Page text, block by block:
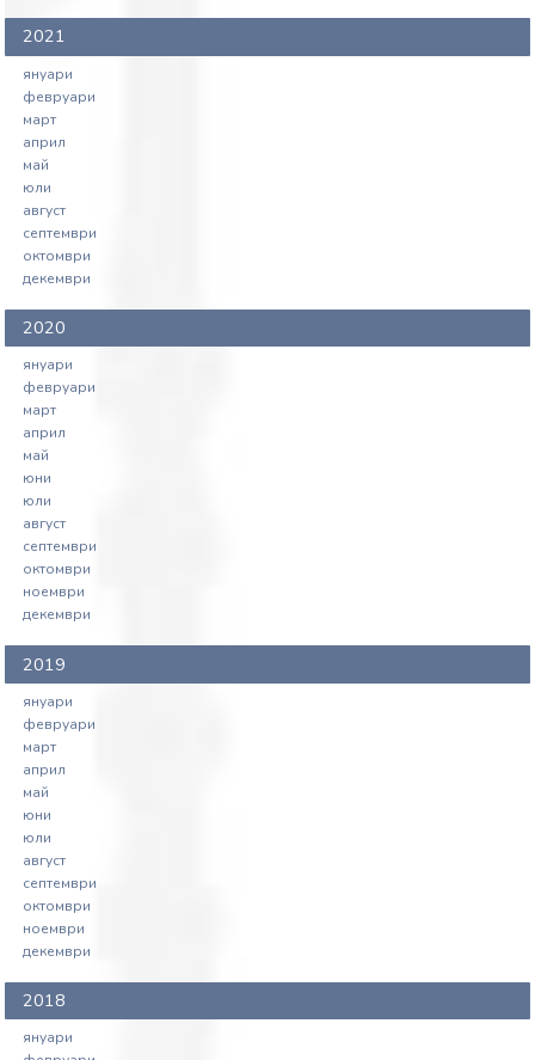
2021
януари
февруари
март
април
май
юли
август
септември
октомври
декември
2020
януари
февруари
март
април
май
юни
юли
август
септември
октомври
ноември
декември
2019
януари
февруари
март
април
май
юни
юли
август
септември
октомври
ноември
декември
2018
януари